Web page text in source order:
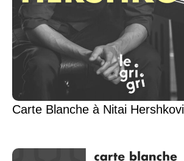
Carte Blanche à Nitai